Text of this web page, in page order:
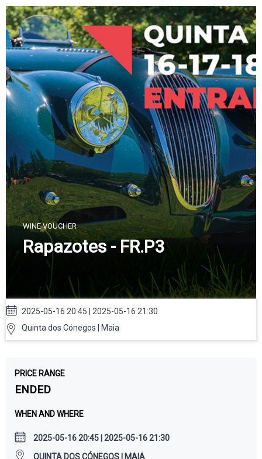
Skip
to
content
WINE VOUCHER
Rapazotes - FR.P3
2025-05-16 20:45 | 2025-05-16 21:30
Quinta dos Cónegos | Maia
PRICE RANGE
ENDED
WHEN AND WHERE
2025-05-16 20:45 | 2025-05-16 21:30
QUINTA DOS CÓNEGOS | MAIA